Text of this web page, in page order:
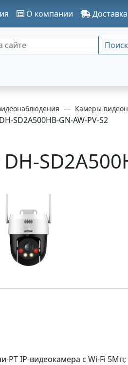
О компании Доставка
Поиск
Камеры
SD2A500HB-GN-AW-PV-S2
PT IP-видеокамера с Wi-Fi 5Мп;